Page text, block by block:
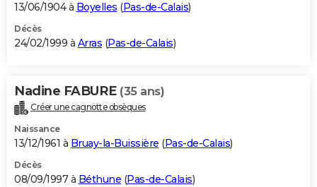
13/06/1904 à Boyelles (Pas-de-Calais)
Décès
24/02/1999 à Arras (Pas-de-Calais)
Nadine FABURE (35 ans)
Créer une cagnotte obsèques
Naissance
13/12/1961 à Bruay-la-Buissière (Pas-de-Calais)
Décès
08/09/1997 à Béthune (Pas-de-Calais)